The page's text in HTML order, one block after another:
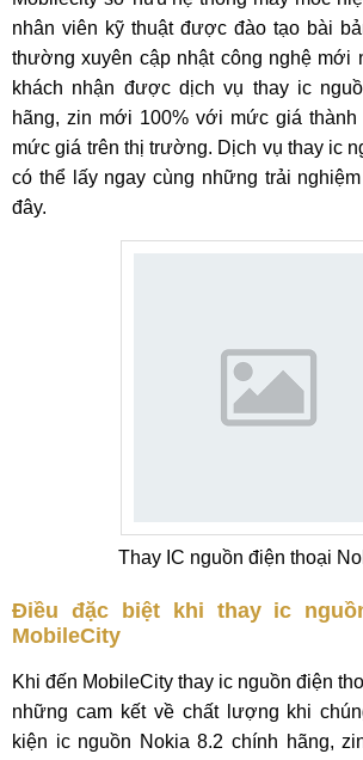
nhân viên kỹ thuật được đào tạo bài
thường xuyên cập nhật công nghệ mới
khách nhận được dịch vụ thay ic
hãng, zin mới 100% với mức giá
mức giá trên thị trường. Dịch vụ thay ic
có thể lấy ngay cùng những trải
đây.
Thay IC nguồn điện thoại
Điều đặc biệt khi thay ic
MobileCity
Khi đến MobileCity thay ic nguồn điện
những cam kết về chất lượng khi
kiện ic nguồn Nokia 8.2 chính hãng,